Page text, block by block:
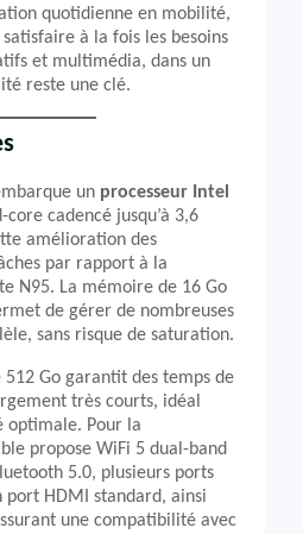
quotidienne en mobilité,
à la fois les besoins
et multimédia, dans un
reste une clé.
un processeur Intel
core cadencé jusqu’à 3,6
amélioration des
par rapport à la
N95. La mémoire de 16 Go
de gérer de nombreuses
sans risque de saturation.
512 Go garantit des temps de
très courts, idéal
optimale. Pour la
propose WiFi 5 dual-band
5.0, plusieurs ports
port HDMI standard, ainsi
une compatibilité avec